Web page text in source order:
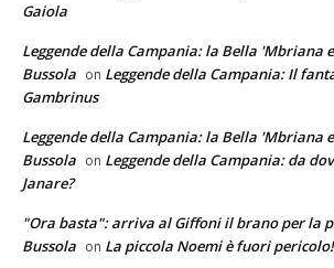
Gaiola
Leggende della Campania: la Bella 'Mbriana
Bussola on Leggende della Campania: Il
Gambrinus
Leggende della Campania: la Bella 'Mbriana
Bussola on Leggende della Campania: da
Janare?
"Ora basta": arriva al Giffoni il brano per la
Bussola on La piccola Noemi è fuori pericolo!